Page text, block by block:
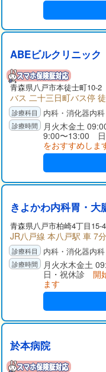
ABEビルクリニック
青森県八戸市本徒士町10-2
バス 二十三日町バス停
内科・消化器内科
月火木金土
9:00〜13:00
をおすすめしま
きよかわ内科胃・大
青森県八戸市柏崎4丁目15-
JR八戸線 本八戸駅 車 7分
内科・消化器内
月火水木金土
日・祝休診 開
ます
於本病院